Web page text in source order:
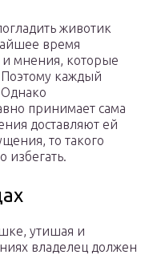
животик
время
и мнения, которые
каждый
принимает сама
доставляют ей
то такого
избегать.
утишая и
владелец должен